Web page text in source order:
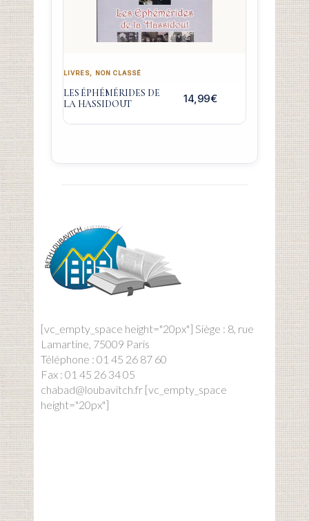
LIVRES, NON CLASSÉ
LES ÉPHÉMÉRIDES DE
LA HASSIDOUT
14,99€
[vc_empty_space height="20px"] Siège : 8, rue
Lamartine, 75009 Paris
Téléphone : 01 45 26 87 60
Fax : 01 45 26 34 05
chabad@loubavitch.fr [vc_empty_space
height="20px"]